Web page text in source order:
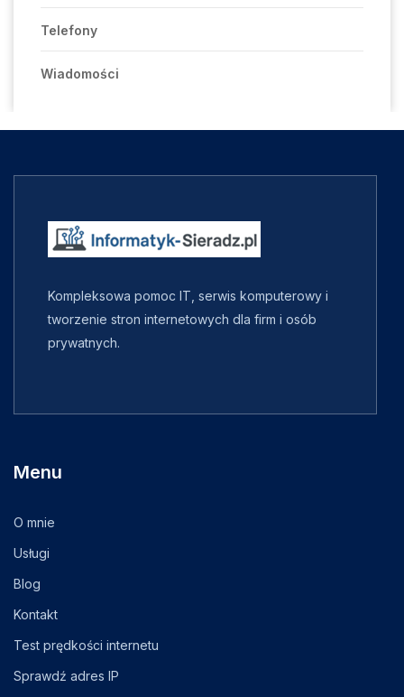
Telefony
Wiadomości
Kompleksowa pomoc IT, serwis komputerowy i
tworzenie stron internetowych dla firm i osób
prywatnych.
Menu
O mnie
Usługi
Blog
Kontakt
Test prędkości internetu
Sprawdź adres IP